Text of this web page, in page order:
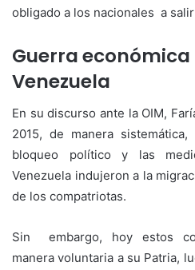
obligado a los nacionales a
Guerra económica
Venezuela
En su discurso ante la OIM,
2015, de manera
bloqueo político y las
Venezuela indujeron a la
de los compatriotas.
Sin embargo, hoy estos
manera voluntaria a su Patria,